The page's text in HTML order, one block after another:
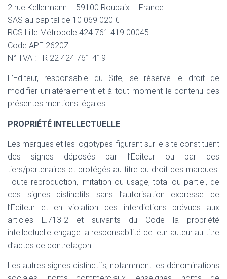
2 rue Kellermann – 59100 Roubaix – France
SAS au capital de 10 069 020 €
RCS Lille Métropole 424 761 419 00045
Code APE 2620Z
N° TVA : FR 22 424 761 419
L’Editeur, responsable du Site, se réserve le droit de
modifier unilatéralement et à tout moment le contenu des
présentes mentions légales.
PROPRIÉTÉ INTELLECTUELLE
Les marques et les logotypes figurant sur le site constituent
des signes déposés par l’Editeur ou par des
tiers/partenaires et protégés au titre du droit des marques.
Toute reproduction, imitation ou usage, total ou partiel, de
ces signes distinctifs sans l’autorisation expresse de
l’Editeur et en violation des interdictions prévues aux
articles L.713-2 et suivants du Code la propriété
intellectuelle engage la responsabilité de leur auteur au titre
d’actes de contrefaçon.
Les autres signes distinctifs, notamment les dénominations